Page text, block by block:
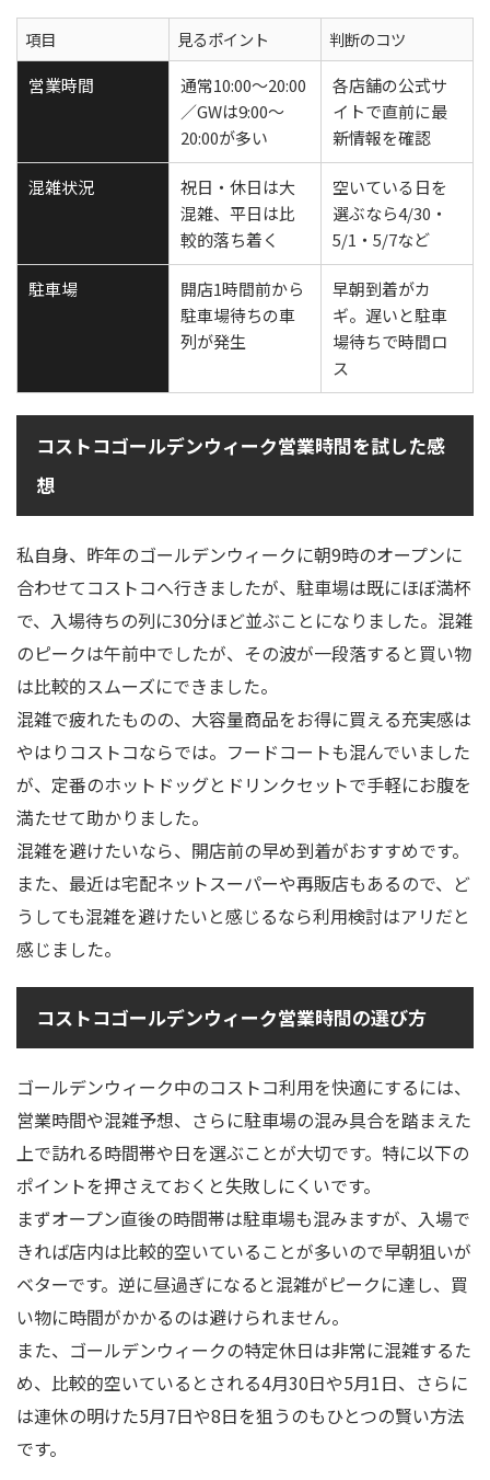
項目 見るポイント
判断のコツ
営業時間
通常10:00〜20:00
／GWは9:00〜
20:00が多い
各店舗の公式サ
イトで直前に最
新情報を確認
混雑状況
祝日・休日は大
混雑、平日は比
較的落ち着く
空いている日を
選ぶなら4/30・
5/1・5/7など
駐車場
開店1時間前から
駐車場待ちの車
列が発生
早朝到着がカ
ギ。遅いと駐車
場待ちで時間ロ
ス
コストコゴールデンウィーク営業時間を試した感
想
私自身、昨年のゴールデンウィークに朝9時のオープンに
合わせてコストコへ行きましたが、駐車場は既にほぼ満杯
で、入場待ちの列に30分ほど並ぶことになりました。混雑
のピークは午前中でしたが、その波が一段落すると買い物
は比較的スムーズにできました。
混雑で疲れたものの、大容量商品をお得に買える充実感は
やはりコストコならでは。フードコートも混んでいました
が、定番のホットドッグとドリンクセットで手軽にお腹を
満たせて助かりました。
混雑を避けたいなら、開店前の早め到着がおすすめです。
また、最近は宅配ネットスーパーや再販店もあるので、ど
うしても混雑を避けたいと感じるなら利用検討はアリだと
感じました。
コストコゴールデンウィーク営業時間の選び方
ゴールデンウィーク中のコストコ利用を快適にするには、
営業時間や混雑予想、さらに駐車場の混み具合を踏まえた
上で訪れる時間帯や日を選ぶことが大切です。特に以下の
ポイントを押さえておくと失敗しにくいです。
まずオープン直後の時間帯は駐車場も混みますが、入場で
きれば店内は比較的空いていることが多いので早朝狙いが
ベターです。逆に昼過ぎになると混雑がピークに達し、買
い物に時間がかかるのは避けられません。
また、ゴールデンウィークの特定休日は非常に混雑するた
め、比較的空いているとされる4月30日や5月1日、さらに
は連休の明けた5月7日や8日を狙うのもひとつの賢い方法
です。